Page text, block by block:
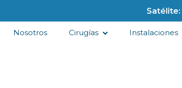
Satélite:
Nosotros Cirugías Instalaciones